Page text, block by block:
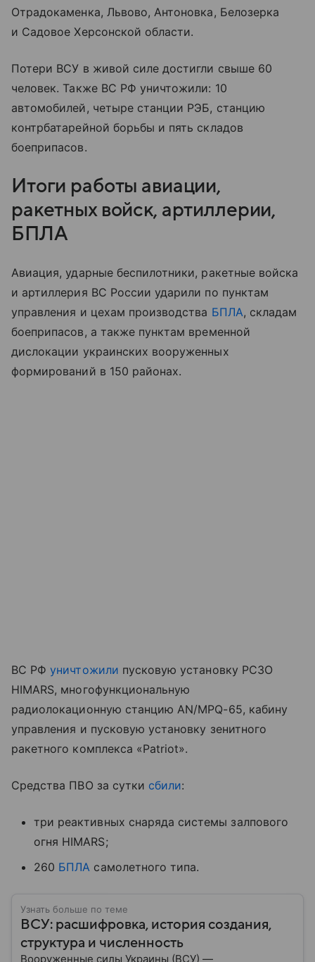
Отрадокаменка, Львово, Антоновка, Белозерка
и Садовое Херсонской области.
Потери ВСУ в живой силе достигли свыше 60
человек. Также ВС РФ уничтожили: 10
автомобилей, четыре станции РЭБ, станцию
контрбатарейной борьбы и пять складов
боеприпасов.
Итоги работы авиации,
ракетных войск, артиллерии,
БПЛА
Авиация, ударные беспилотники, ракетные войска
и артиллерия ВС России ударили по пунктам
управления и цехам производства БПЛА, складам
боеприпасов, а также пунктам временной
дислокации украинских вооруженных
формирований в 150 районах.
ВС РФуничтожили пусковую установку РСЗО
HIMARS, многофункциональную
радиолокационную станцию AN/MPQ-65, кабину
управления и пусковую установку зенитного
ракетного комплекса «Patriot».
Средства ПВО за сутки сбили:
три реактивных снаряда системы залпового
огня HIMARS;
260 БПЛА самолетного типа.
Узнать больше по теме
ВСУ: расшифровка, история создания,
структура и численность
Вооруженные силы Украины (ВСУ) —